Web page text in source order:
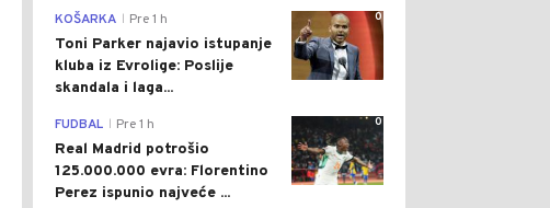
0
KOŠARKA Pre 1 h
Toni Parker najavio istupanje
kluba iz Evrolige: Poslije
skandala i laga...
0
FUDBAL Pre 1 h
Real Madrid potrošio
125.000.000 evra: Florentino
Perez ispunio najveće ...